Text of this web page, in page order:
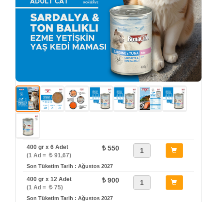
400 gr x 6 Adet
(1 Ad =
91,67)
550
Son Tüketim Tarih : Ağustos 2027
400 gr x 12 Adet
(1 Ad =
75)
900
Son Tüketim Tarih : Ağustos 2027